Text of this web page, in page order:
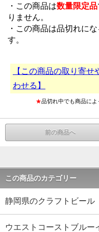
・この商品は数量限定品
りません。
・この商品は品切れに
す。
【この商品の取り寄
わせる】
★品切れ中でも商品に
前の商品へ
この商品のカテゴリー
静岡県のクラフトビール
ウエストコーストブルー